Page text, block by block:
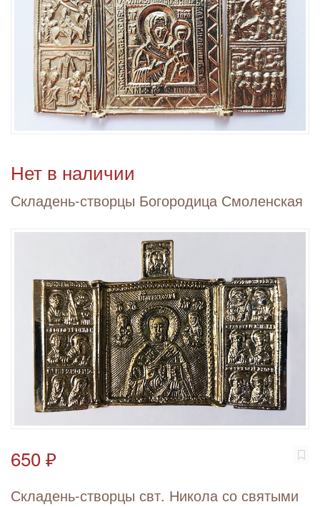
Нет в наличии
Складень-створцы Богородица Смоленская
650 ₽
Складень-створцы свт. Никола со святыми